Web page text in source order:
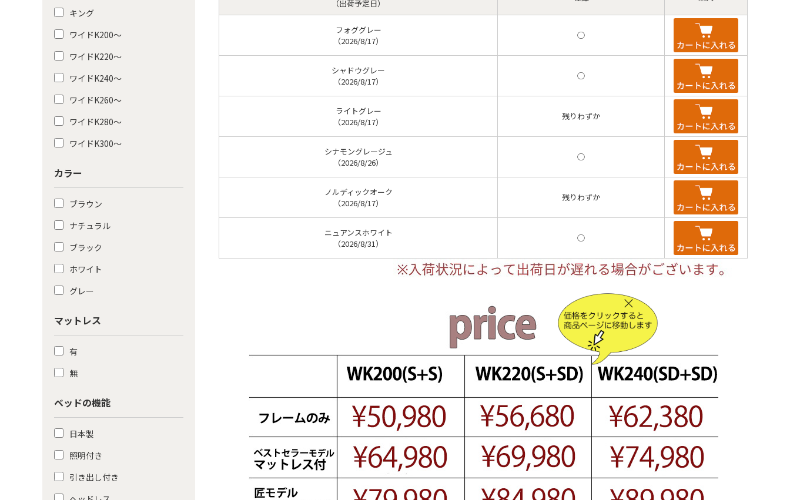
（出荷予定日）
フォググレー
（2026/8/17）
◯
シャドウグレー
（2026/8/17）
◯
ライトグレー
（2026/8/17）
残りわずか
シナモングレージュ
（2026/8/26）
◯
ノルディックオーク
（2026/8/17）
残りわずか
ニュアンスホワイト
（2026/8/31）
◯
キング
ワイドK200〜
ワイドK220〜
ワイドK240〜
ワイドK260〜
ワイドK280〜
ワイドK300〜
カラー
ブラウン
ナチュラル
ブラック
ホワイト
グレー
マットレス
有
無
ベッドの機能
日本製
照明付き
引き出し付き